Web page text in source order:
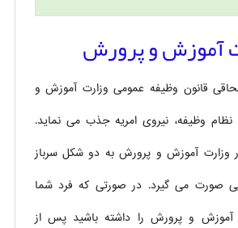
آموزش و پرورش
اساس ماده 66 الحاقی قانون وظیفه عمومی وزارت آموزش و
وظیفه، نیروی امریه جذب می نماید.
وزارت آموزش و پرورش به دو شکل سرباز
صورت می گیرد. در صورتی که فرد شما
آموزش و پرورش را داشته باشید پس از